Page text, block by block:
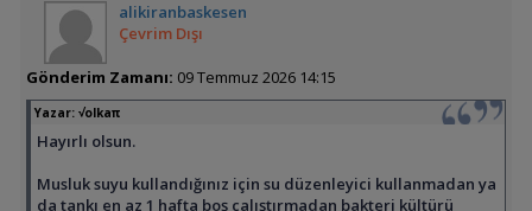
alikiranbaskesen
Çevrim Dışı
Gönderim Zamanı: 09 Temmuz 2026 14:15
Yazar: √olkaπ
Hayırlı olsun.
Musluk suyu kullandığınız için su düzenleyici kullanmadan ya
da tankı en az 1 hafta boş çalıştırmadan bakteri kültürü